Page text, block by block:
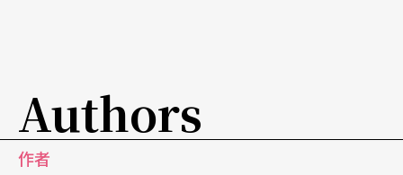
Authors
作者